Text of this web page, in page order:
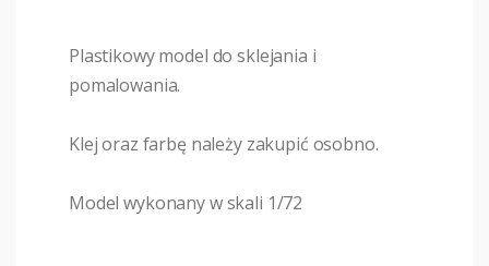
Plastikowy model do sklejania i
pomalowania.
Klej oraz farbę należy zakupić osobno.
Model wykonany w skali 1/72